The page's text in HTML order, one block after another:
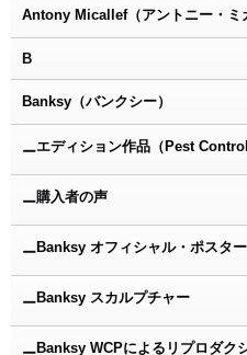
Antony Micallef（アントニー・ミ
B
Banksy（バンクシー）
ーエディション作品（Pest
ー購入者の声
ーBanksy オフィシャル・ポスター
ーBanksy スカルプチャー
Banksy WCPによるリプロダク